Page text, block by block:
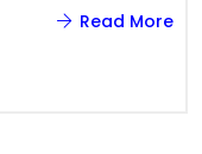
Read More